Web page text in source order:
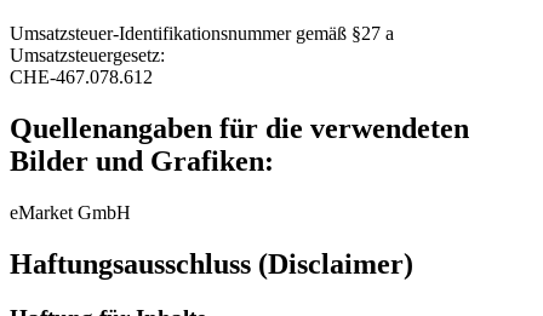
Umsatzsteuer-Identifikationsnummer gemäß §27 a
Umsatzsteuergesetz:
CHE-467.078.612
Quellenangaben für die verwendeten
Bilder und Grafiken:
eMarket GmbH
Haftungsausschluss (Disclaimer)